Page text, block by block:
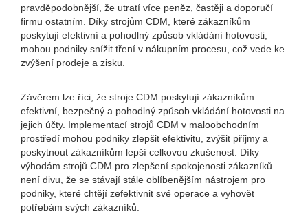
pravděpodobnější, že utratí více peněz, častěji a doporučí
firmu ostatním. Díky strojům CDM, které zákazníkům
poskytují efektivní a pohodlný způsob vkládání hotovosti,
mohou podniky snížit tření v nákupním procesu, což vede ke
zvýšení prodeje a zisku.
Závěrem lze říci, že stroje CDM poskytují zákazníkům
efektivní, bezpečný a pohodlný způsob vkládání hotovosti na
jejich účty. Implementací strojů CDM v maloobchodním
prostředí mohou podniky zlepšit efektivitu, zvýšit příjmy a
poskytnout zákazníkům lepší celkovou zkušenost. Díky
výhodám strojů CDM pro zlepšení spokojenosti zákazníků
není divu, že se stávají stále oblíbenějším nástrojem pro
podniky, které chtějí zefektivnit své operace a vyhovět
potřebám svých zákazníků.